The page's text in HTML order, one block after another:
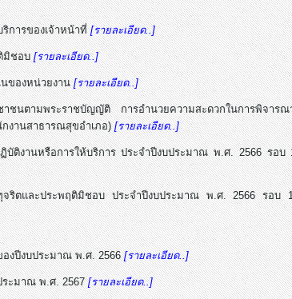
ริการของเจ้าหน้าที่[รายละเอียด..]
ติมิชอบ[รายละเอียด..]
นของหน่วยงาน[รายละเอียด..]
นตามพระราชบัญญัติ การอำนวยความสะดวกในการพิจารณ
กงานสาธารณสุขอำเภอ)[รายละเอียด..]
ฏิบัติงานหรือการให้บริการ ประจำปีงบประมาณ พ.ศ. 2566 รอ
ทุจริตและประพฤติมิชอบ ประจำปีงบประมาณ พ.ศ. 2566 รอบ
องปีงบประมาณ พ.ศ. 2566[รายละเอียด..]
ระมาณ พ.ศ. 2567[รายละเอียด..]